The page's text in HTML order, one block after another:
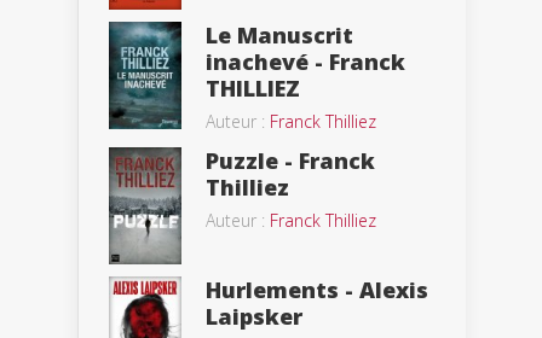
Le Manuscrit
inachevé - Franck
THILLIEZ
Auteur : Franck Thilliez
Puzzle - Franck
Thilliez
Auteur : Franck Thilliez
Hurlements - Alexis
Laipsker